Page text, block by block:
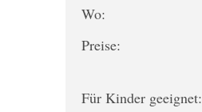
Wo:
Preise:
Für Kinder geeignet: